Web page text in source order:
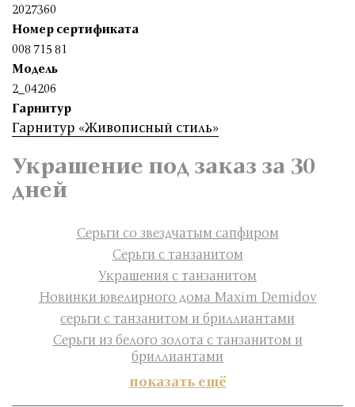
2027360
Номер сертификата
008 715 81
Модель
2_04206
Гарнитур
Гарнитур «Живописный стиль»
Украшение под заказ за 30
дней
Серьги со звездчатым сапфиром
Серьги с танзанитом
Украшения с танзанитом
Новинки ювелирного дома Maxim Demidov
серьги с танзанитом и бриллиантами
Cерьги из белого золота с танзанитом и
бриллиантами
показать ещё